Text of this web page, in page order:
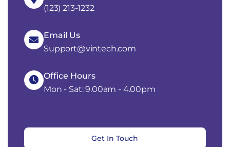
(123) 213-1232
Email Us
Support@vintech.com
Office Hours
Mon - Sat: 9.00am - 4.00pm